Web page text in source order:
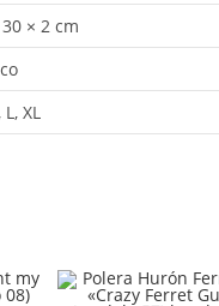
× 2 cm
L, XL